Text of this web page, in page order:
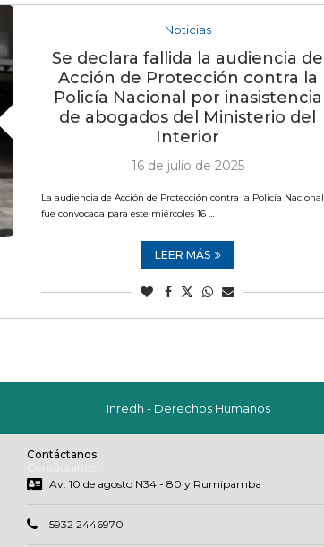
Noticias
Se declara fallida la audiencia de
Acción de Protección contra la
Policía Nacional por inasistencia
de abogados del Ministerio del
Interior
16 de julio de 2025
La audiencia de Acción de Protección contra la Policía Nacional
fue convocada para este miércoles 16 …
LEER MÁS
Inredh - Derechos Humanos
Contáctanos
Av. 10 de agosto N34 - 80 y Rumipamba
5932 2446970